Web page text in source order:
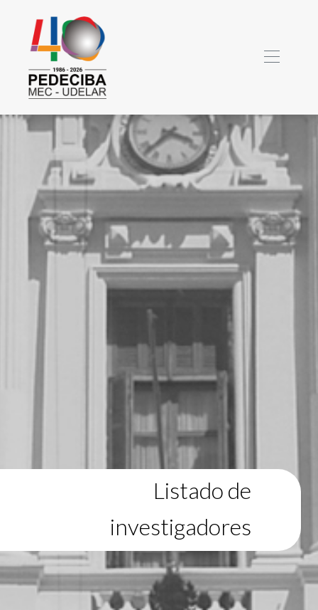
Listado de
investigadores